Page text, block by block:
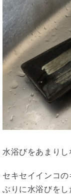
水浴びをあまりし
セキセイインコ
ぶりに水浴びを